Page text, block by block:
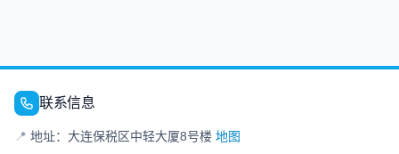
联系信息
📍 地址：大连保税区中轻大厦8号楼 地图